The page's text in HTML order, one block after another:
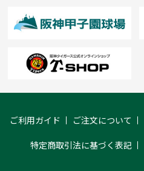
ご利用ガイド ご注文について
特定商取引法に基づく表記